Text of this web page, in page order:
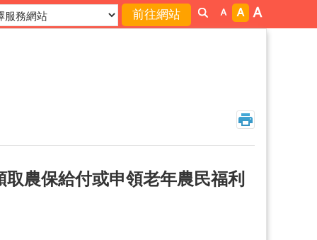
農保給付或申領老年農民福利